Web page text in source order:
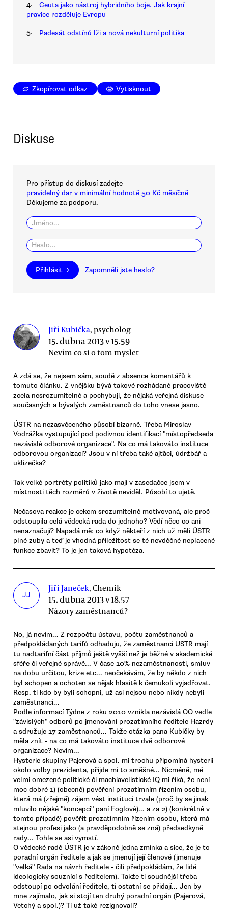
4.
Ceuta jako nástroj hybridního boje. Jak krajní
pravice rozděluje Evropu
5. Padesát odstínů lži a nová nekulturní politika
Zkopírovat odkaz Vytisknout
Diskuse
Pro přístup do diskusí zadejte
pravidelný dar v minimální hodnotě 50 Kč měsíčně
Děkujeme za podporu.
Přihlásit → Zapomněli jste heslo?
Jiří Kubička, psycholog
15. dubna 2013 v 15.59
Nevím co si o tom myslet
A zdá se, že nejsem sám, soudě z absence komentářů k
tomuto článku. Z vnějšku bývá takové rozhádané pracoviště
zcela nesrozumitelné a pochybuji, že nějaká veřejná diskuse
současných a bývalých zaměstnanců do toho vnese jasno.
ÚSTR na nezasvěceného působí bizarně. Třeba Miroslav
Vodrážka vystupující pod podivnou identifikací "místopředseda
nezávislé odborové organizace". Na co má takováto instituce
odborovou organizaci? Jsou v ní třeba také ajťáci, údržbář a
uklizečka?
Tak velké portréty politiků jako mají v zasedačce jsem v
místnosti těch rozměrů v životě neviděl. Působí to ujetě.
Nečasova reakce je cekem srozumitelně motivovaná, ale proč
odstoupila celá vědecká rada do jednoho? Vědí něco co ani
nenaznačují? Napadá mě: co když někteří z nich už měli ŮSTR
plné zuby a teď je vhodná příležitost se té nevděčné neplacené
funkce zbavit? To je jen taková hypotéza.
JJ
Jiří Janeček, Chemik
15. dubna 2013 v 18.57
Názory zaměstnanců?
No, já nevím... Z rozpočtu ústavu, počtu zaměstnanců a
předpokládaných tarifů odhaduju, že zaměstnanci USTR mají
tu nadtarifní část příjmů ještě vyšší než je běžné v akademické
sféře či veřejné správě... V čase 10% nezaměstnanosti, smluv
na dobu určitou, krize etc... neočekávám, že by někdo z nich
byl schopen a ochoten se nějak hlasitě k čemukoli vyjadřovat.
Resp. ti kdo by byli schopni, už asi nejsou nebo nikdy nebyli
zaměstnanci...
Podle informací Týdne z roku 2010 vznikla nezávislá OO vedle
"závislých" odborů po jmenování prozatímního ředitele Hazrdy
a sdružuje 17 zaměstnanců... Takže otázka pana Kubičky by
měla znít - na co má takováto instituce dvě odborové
organizace? Nevím...
Hysterie skupiny Pajerová a spol. mi trochu připomíná hysterii
okolo volby prezidenta, přijde mi to směšné... Nicméně, mé
velmi omezené politické či machiavelistické IQ mi říká, že není
moc dobré 1) (obecně) pověření prozatímním řízením osobu,
která má (zřejmě) zájem vést instituci trvale (proč by se jinak
mluvilo nějaké "koncepci" paní Foglové)... a za 2) (konkrétně v
tomto případě) pověřit prozatímním řízením osobu, která má
stejnou profesi jako (a pravděpodobně se zná) předsedkyně
rady... Tohle se asi vymstí.
O vědecké radě ÚSTR je v zákoně jedna zmínka a sice, že je to
poradní orgán ředitele a jak se jmenují její členové (jmenuje
"velká" Rada na návrh ředitele - čili předpokládám, že lidé
ideologicky souznící s ředitelem). Takže ti soudnější třeba
odstoupí po odvolání ředitele, ti ostatní se přidají... Jen by
mne zajímalo, jak si stojí ten druhý poradní orgán (Pajerová,
Vetchý a spol.)? Ti už také rezignovali?